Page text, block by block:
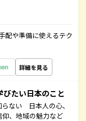
配や準備に使えるテク
詳細を見る
たい日本のこと
ない 日本人の心、
、地域の魅力など